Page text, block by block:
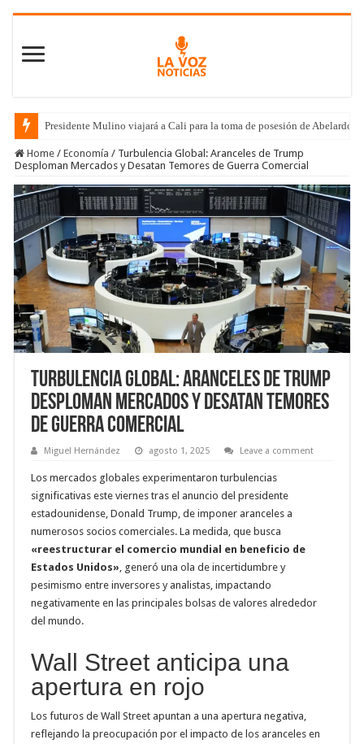
Presidente Mulino viajará a Cali para la toma de posesión de Abelardo
Home / Economía / Turbulencia Global: Aranceles de Trump
Desploman Mercados y Desatan Temores de Guerra Comercial
Turbulencia Global: Aranceles de Trump
Desploman Mercados y Desatan Temores
de Guerra Comercial
Miguel Hernández agosto 1, 2025 Leave a comment
Los mercados globales experimentaron turbulencias
significativas este viernes tras el anuncio del presidente
estadounidense, Donald Trump, de imponer aranceles a
numerosos socios comerciales. La medida, que busca
«reestructurar el comercio mundial en beneficio de
Estados Unidos» , generó una ola de incertidumbre y
pesimismo entre inversores y analistas, impactando
negativamente en las principales bolsas de valores alrededor
del mundo.
Wall Street anticipa una
apertura en rojo
Los futuros de Wall Street apuntan a una apertura negativa,
reflejando la preocupación por el impacto de los aranceles en